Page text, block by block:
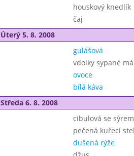
houskový knedlík
čaj
Úterý 5. 8. 2008
gulášová
vdolky sypané
ovoce
bílá káva
Středa 6. 8. 2008
cibulová se sýrem
pečená kuřecí
dušená rýže